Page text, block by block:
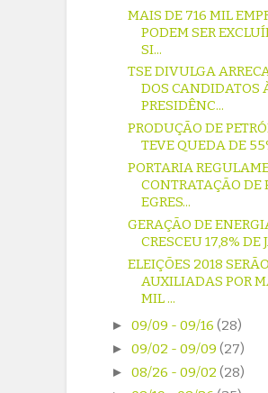
MAIS DE 716 MIL
PODEM SER
SI...
TSE DIVULGA
DOS CANDIDATOS
PRESIDÊNC...
PRODUÇÃO DE
TEVE QUEDA DE
PORTARIA
CONTRATAÇÃO DE
EGRES...
GERAÇÃO DE
CRESCEU 17,8% DE
ELEIÇÕES 2018 SERÃO
AUXILIADAS POR
MIL ...
► 09/09 - 09/16 (28)
► 09/02 - 09/09 (27)
► 08/26 - 09/02 (28)